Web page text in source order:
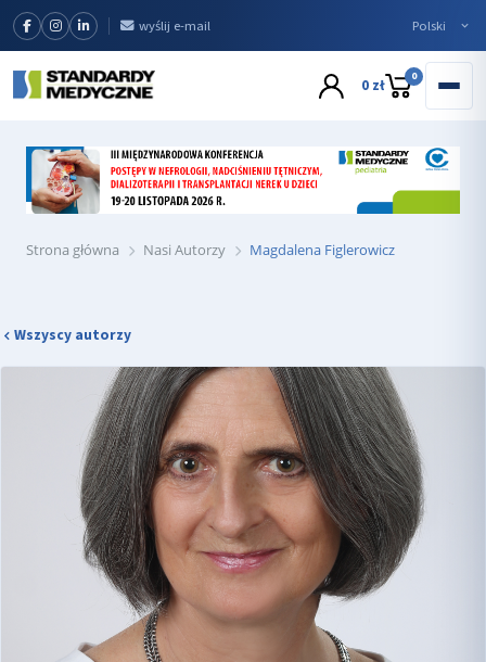
wyślij e-mail
0 zł 0
Strona główna Nasi Autorzy Magdalena Figlerowicz
Wszyscy autorzy